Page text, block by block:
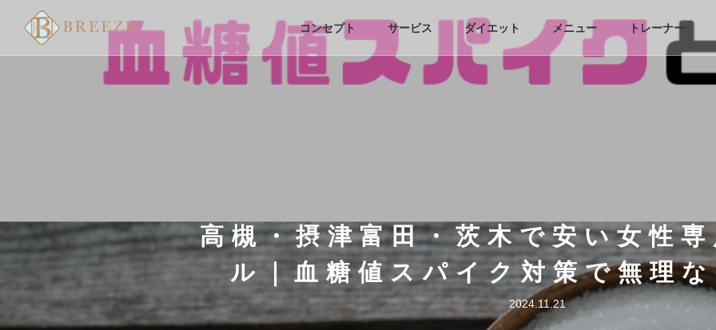
コンセプト サービス ダイエット メニュー トレーナー
高槻・摂津富田・茨木で安い女性
ル｜血糖値スパイク対策で無理
2024.11.21